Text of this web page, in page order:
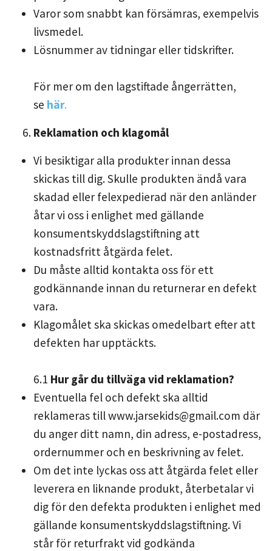
Varor som snabbt kan försämras, exempelvis
livsmedel.
Lösnummer av tidningar eller tidskrifter.
För mer om den lagstiftade ångerrätten,
se här.
Reklamation och klagomål
Vi besiktigar alla produkter innan dessa
skickas till dig. Skulle produkten ändå vara
skadad eller felexpedierad när den anländer
åtar vi oss i enlighet med gällande
konsumentskyddslagstiftning att
kostnadsfritt åtgärda felet.
Du måste alltid kontakta oss för ett
godkännande innan du returnerar en defekt
vara.
Klagomålet ska skickas omedelbart efter att
defekten har upptäckts.
6.1 Hur går du tillväga vid reklamation?
Eventuella fel och defekt ska alltid
reklameras tillwww.jarsekids@gmail.com där
du anger ditt namn, din adress, e-postadress,
ordernummer och en beskrivning av felet.
Om det inte lyckas oss att åtgärda felet eller
leverera en liknande produkt, återbetalar vi
dig för den defekta produkten i enlighet med
gällande konsumentskyddslagstiftning. Vi
står för returfrakt vid godkända